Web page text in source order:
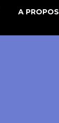
A PROPOS